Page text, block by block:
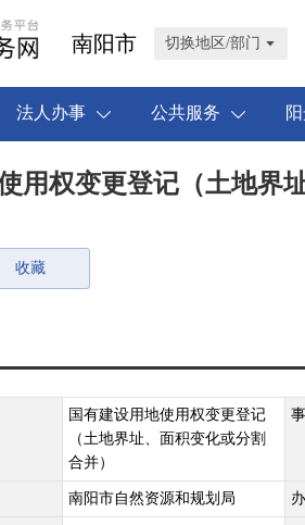
南阳市 切换地区/部门
法人办事 公共服务
用权变更登记（土地界
收藏
国有建设用地使用权变更登记
（土地界址、面积变化或分割
合并）
南阳市自然资源和规划局